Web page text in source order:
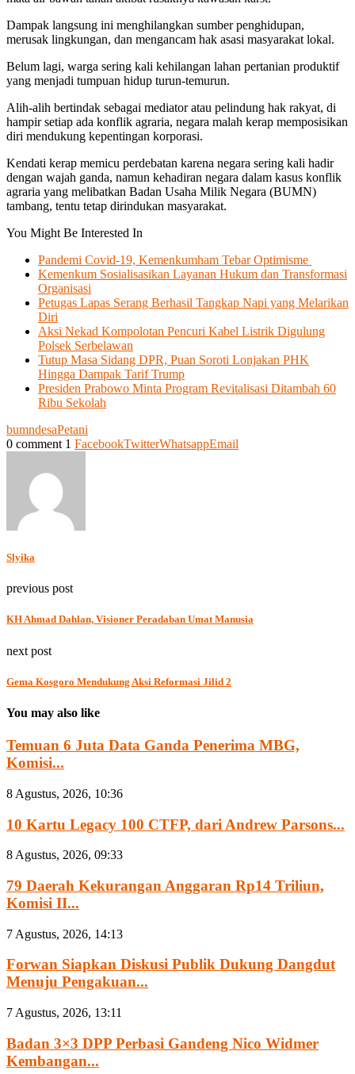
Dampak langsung ini menghilangkan sumber penghidupan,
merusak lingkungan, dan mengancam hak asasi masyarakat lokal.
Belum lagi, warga sering kali kehilangan lahan pertanian produktif
yang menjadi tumpuan hidup turun-temurun.
Alih-alih bertindak sebagai mediator atau pelindung hak rakyat, di
hampir setiap ada konflik agraria, negara malah kerap memposisikan
diri mendukung kepentingan korporasi.
Kendati kerap memicu perdebatan karena negara sering kali hadir
dengan wajah ganda, namun kehadiran negara dalam kasus konflik
agraria yang melibatkan Badan Usaha Milik Negara (BUMN)
tambang, tentu tetap dirindukan masyarakat.
You Might Be Interested In
Pandemi Covid-19, Kemenkumham Tebar Optimisme
Kemenkum Sosialisasikan Layanan Hukum dan Transformasi
Organisasi
Petugas Lapas Serang Berhasil Tangkap Napi yang Melarikan
Diri
Aksi Nekad Kompolotan Pencuri Kabel Listrik Digulung
Polsek Serbelawan
Tutup Masa Sidang DPR, Puan Soroti Lonjakan PHK
Hingga Dampak Tarif Trump
Presiden Prabowo Minta Program Revitalisasi Ditambah 60
Ribu Sekolah
bumndesaPetani
0 comment 1 FacebookTwitterWhatsappEmail
Slyika
previous post
KH Ahmad Dahlan, Visioner Peradaban Umat Manusia
next post
Gema Kosgoro Mendukung Aksi Reformasi Jilid 2
You may also like
Temuan 6 Juta Data Ganda Penerima MBG,
Komisi...
8 Agustus, 2026, 10:36
10 Kartu Legacy 100 CTFP, dari Andrew Parsons...
8 Agustus, 2026, 09:33
79 Daerah Kekurangan Anggaran Rp14 Triliun,
Komisi II...
7 Agustus, 2026, 14:13
Forwan Siapkan Diskusi Publik Dukung Dangdut
Menuju Pengakuan...
7 Agustus, 2026, 13:11
Badan 3×3 DPP Perbasi Gandeng Nico Widmer
Kembangan...